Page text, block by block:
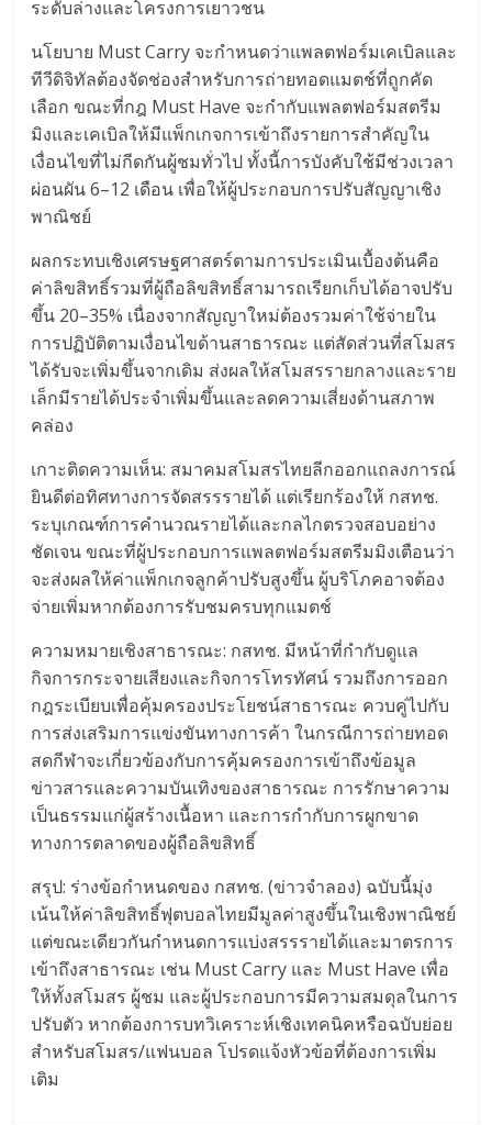
ระดับล่างและโครงการเยาวชน
นโยบาย Must Carry จะกำหนดว่าแพลตฟอร์มเคเบิลและ
ทีวีดิจิทัลต้องจัดช่องสำหรับการถ่ายทอดแมตช์ที่ถูกคัด
เลือก ขณะที่กฎ Must Have จะกำกับแพลตฟอร์มสตรีม
มิงและเคเบิลให้มีแพ็กเกจการเข้าถึงรายการสำคัญใน
เงื่อนไขที่ไม่กีดกันผู้ชมทั่วไป ทั้งนี้การบังคับใช้มีช่วงเวลา
ผ่อนผัน 6–12 เดือน เพื่อให้ผู้ประกอบการปรับสัญญาเชิง
พาณิชย์
ผลกระทบเชิงเศรษฐศาสตร์ตามการประเมินเบื้องต้นคือ
ค่าลิขสิทธิ์รวมที่ผู้ถือลิขสิทธิ์สามารถเรียกเก็บได้อาจปรับ
ขึ้น 20–35% เนื่องจากสัญญาใหม่ต้องรวมค่าใช้จ่ายใน
การปฏิบัติตามเงื่อนไขด้านสาธารณะ แต่สัดส่วนที่สโมสร
ได้รับจะเพิ่มขึ้นจากเดิม ส่งผลให้สโมสรรายกลางและราย
เล็กมีรายได้ประจำเพิ่มขึ้นและลดความเสี่ยงด้านสภาพ
คล่อง
เกาะติดความเห็น: สมาคมสโมสรไทยลีกออกแถลงการณ์
ยินดีต่อทิศทางการจัดสรรรายได้ แต่เรียกร้องให้ กสทช.
ระบุเกณฑ์การคำนวณรายได้และกลไกตรวจสอบอย่าง
ชัดเจน ขณะที่ผู้ประกอบการแพลตฟอร์มสตรีมมิงเตือนว่า
จะส่งผลให้ค่าแพ็กเกจลูกค้าปรับสูงขึ้น ผู้บริโภคอาจต้อง
จ่ายเพิ่มหากต้องการรับชมครบทุกแมตช์
ความหมายเชิงสาธารณะ: กสทช. มีหน้าที่กำกับดูแล
กิจการกระจายเสียงและกิจการโทรทัศน์ รวมถึงการออก
กฎระเบียบเพื่อคุ้มครองประโยชน์สาธารณะ ควบคู่ไปกับ
การส่งเสริมการแข่งขันทางการค้า ในกรณีการถ่ายทอด
สดกีฬาจะเกี่ยวข้องกับการคุ้มครองการเข้าถึงข้อมูล
ข่าวสารและความบันเทิงของสาธารณะ การรักษาความ
เป็นธรรมแก่ผู้สร้างเนื้อหา และการกำกับการผูกขาด
ทางการตลาดของผู้ถือลิขสิทธิ์
สรุป: ร่างข้อกำหนดของ กสทช. (ข่าวจำลอง) ฉบับนี้มุ่ง
เน้นให้ค่าลิขสิทธิ์ฟุตบอลไทยมีมูลค่าสูงขึ้นในเชิงพาณิชย์
แต่ขณะเดียวกันกำหนดการแบ่งสรรรายได้และมาตรการ
เข้าถึงสาธารณะ เช่น Must Carry และ Must Have เพื่อ
ให้ทั้งสโมสร ผู้ชม และผู้ประกอบการมีความสมดุลในการ
ปรับตัว หากต้องการบทวิเคราะห์เชิงเทคนิคหรือฉบับย่อย
สำหรับสโมสร/แฟนบอล โปรดแจ้งหัวข้อที่ต้องการเพิ่ม
เติม